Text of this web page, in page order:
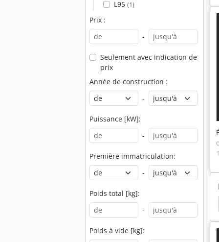
L95 (1)
Prix :
-
Seulement avec indication de
prix
Année de construction :
-
Puissance [kW]:
-
Première immatriculation:
-
Poids total [kg]:
-
Poids à vide [kg]:
Schmalgangstapler Linde